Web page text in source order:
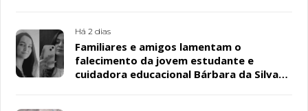
Há 2 dias
Familiares e amigos lamentam o
falecimento da jovem estudante e
cuidadora educacional Bárbara da Silva